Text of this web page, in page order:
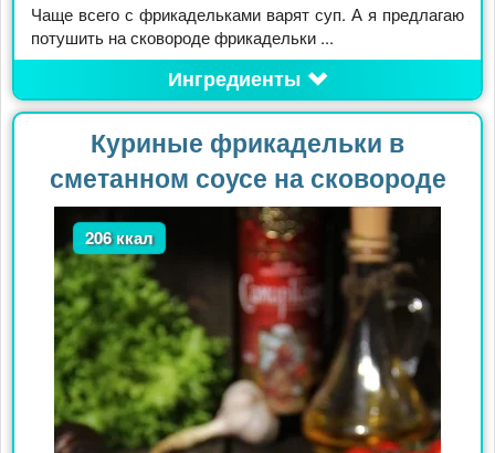
Чаще всего с фрикадельками варят суп. А я предлагаю
потушить на сковороде фрикадельки ...
Ингредиенты
Куриные фрикадельки в
сметанном соусе на сковороде
206 ккал